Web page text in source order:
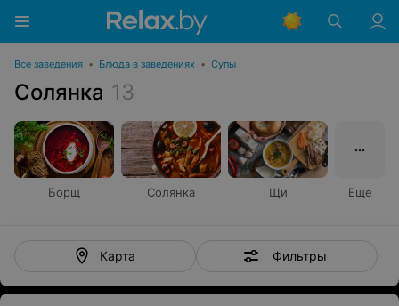
Все заведения • Блюда в заведениях • Супы
Солянка 13
Борщ Солянка Щи Еще
Карта Фильтры